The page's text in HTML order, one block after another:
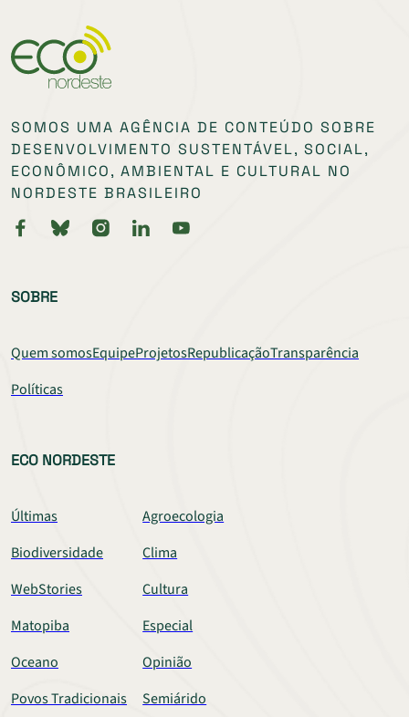
SOMOS UMA AGÊNCIA DE CONTEÚDO SOBRE
DESENVOLVIMENTO SUSTENTÁVEL, SOCIAL,
ECONÔMICO, AMBIENTAL E CULTURAL NO
NORDESTE BRASILEIRO
SOBRE
Quem somosEquipeProjetosRepublicaçãoTransparência
Políticas
ECO NORDESTE
Últimas
Agroecologia
Biodiversidade
Clima
WebStories
Cultura
Matopiba
Especial
Oceano
Opinião
Povos Tradicionais
Semiárido